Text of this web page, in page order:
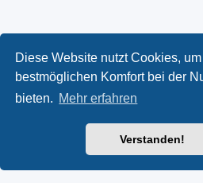
Diese Website nutzt Cookies,
bestmöglichen Komfort bei der
bieten. Mehr erfahren
Verstanden!